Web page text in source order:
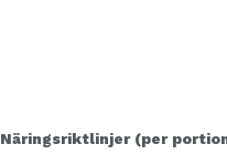
Näringsriktlinjer (per